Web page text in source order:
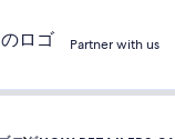
Partner with us